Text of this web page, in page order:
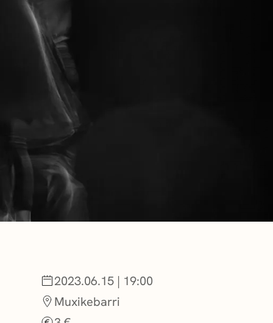
BERRIAK
GETXO
KULTUR
2023.06.15 | 19:00
Muxikebarri